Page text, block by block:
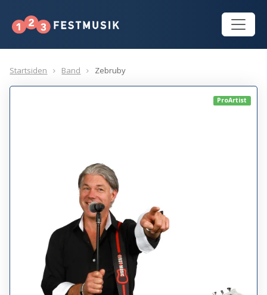
Startsiden Band Zebruby
ProArtist